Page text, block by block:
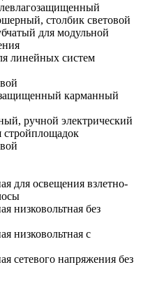
столбик световой
для модульной
линейных систем
карманный
ручной электрический
стройплощадок
для освещения взлетно-
низковольтная без
низковольтная с
сетевого напряжения без